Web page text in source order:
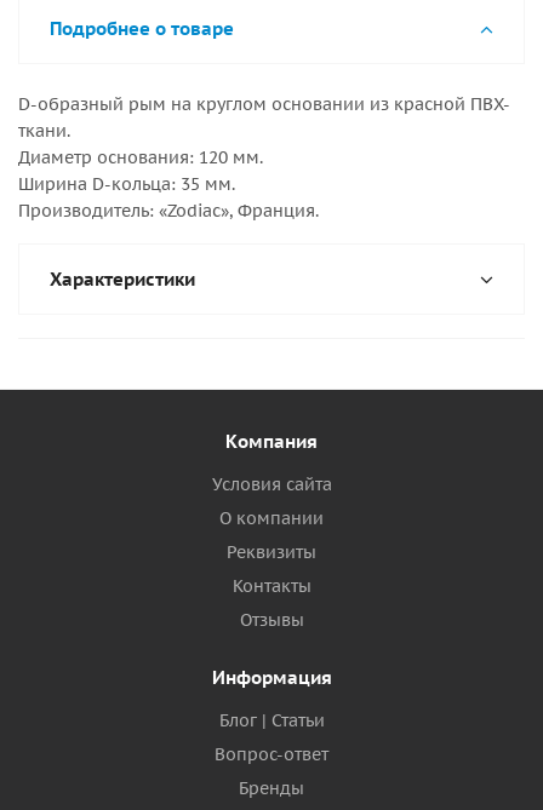
Подробнее о товаре
D-образный рым на круглом основании из красной ПВХ-
ткани.
Диаметр основания: 120 мм.
Ширина D-кольца: 35 мм.
Производитель: «Zodiac», Франция.
Характеристики
Компания
Условия сайта
О компании
Реквизиты
Контакты
Отзывы
Информация
Блог | Статьи
Вопрос-ответ
Бренды